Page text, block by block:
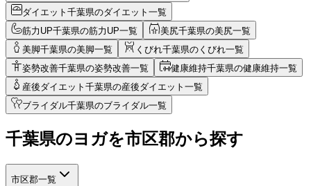
ダイエット 千葉県のダイエット一覧
筋力UP千葉県の筋力UP一覧 美尻千葉県の美尻一覧
美脚千葉県の美脚一覧 くびれ千葉県のくびれ一覧
姿勢改善千葉県の姿勢改善一覧 健康維持千葉県の健康維持一覧
産後ダイエット 千葉県の産後ダイエット一覧
ブライダル千葉県のブライダル一覧
千葉県のヨガを市区郡から探す
市区郡一覧